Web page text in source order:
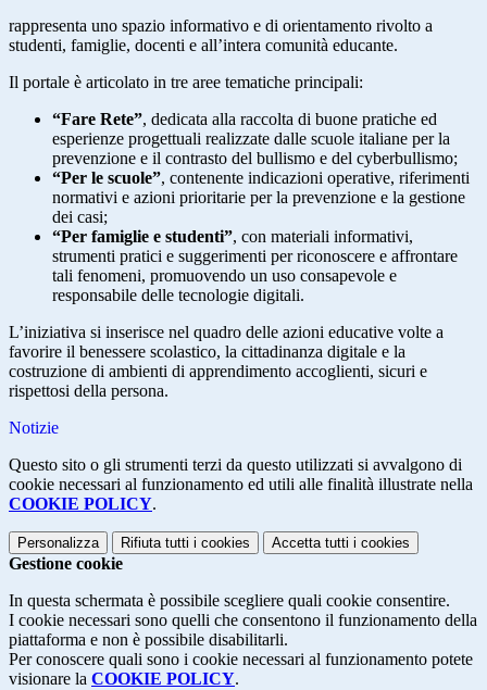
rappresenta uno spazio informativo e di orientamento rivolto a
studenti, famiglie, docenti e all’intera comunità educante.
Il portale è articolato in tre aree tematiche principali:
“Fare Rete”, dedicata alla raccolta di buone pratiche ed
esperienze progettuali realizzate dalle scuole italiane per la
prevenzione e il contrasto del bullismo e del cyberbullismo;
“Per le scuole”, contenente indicazioni operative, riferimenti
normativi e azioni prioritarie per la prevenzione e la gestione
dei casi;
“Per famiglie e studenti”, con materiali informativi,
strumenti pratici e suggerimenti per riconoscere e affrontare
tali fenomeni, promuovendo un uso consapevole e
responsabile delle tecnologie digitali.
L’iniziativa si inserisce nel quadro delle azioni educative volte a
favorire il benessere scolastico, la cittadinanza digitale e la
costruzione di ambienti di apprendimento accoglienti, sicuri e
rispettosi della persona.
Notizie
Questo sito o gli strumenti terzi da questo utilizzati si avvalgono di
cookie necessari al funzionamento ed utili alle finalità illustrate nella
COOKIE POLICY.
Personalizza Rifiuta tutti i cookies Accetta tutti i cookies
Gestione cookie
In questa schermata è possibile scegliere quali cookie consentire.
I cookie necessari sono quelli che consentono il funzionamento della
piattaforma e non è possibile disabilitarli.
Per conoscere quali sono i cookie necessari al funzionamento potete
visionare la COOKIE POLICY.